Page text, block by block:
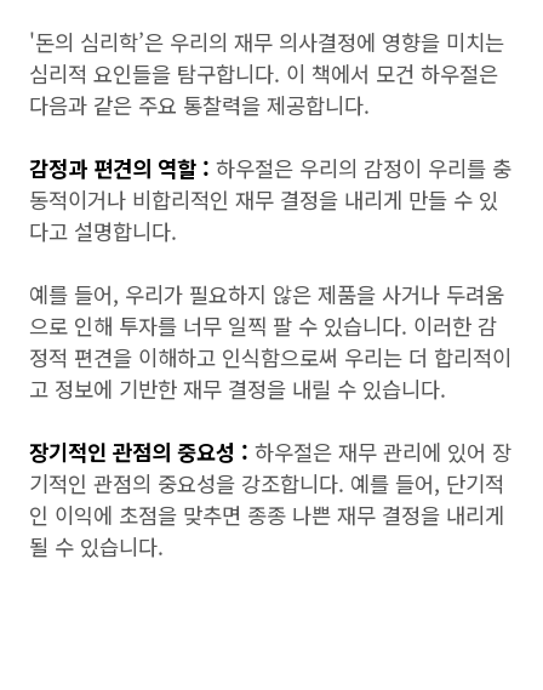
'돈의 심리학’은 우리의 재무 의사결정에 영향을 미치는
심리적 요인들을 탐구합니다. 이 책에서 모건 하우절은
다음과 같은 주요 통찰력을 제공합니다.
감정과 편견의 역할 : 하우절은 우리의 감정이 우리를 충
동적이거나 비합리적인 재무 결정을 내리게 만들 수 있
다고 설명합니다.
예를 들어, 우리가 필요하지 않은 제품을 사거나 두려움
으로 인해 투자를 너무 일찍 팔 수 있습니다. 이러한 감
정적 편견을 이해하고 인식함으로써 우리는 더 합리적이
고 정보에 기반한 재무 결정을 내릴 수 있습니다.
장기적인 관점의 중요성 : 하우절은 재무 관리에 있어 장
기적인 관점의 중요성을 강조합니다. 예를 들어, 단기적
인 이익에 초점을 맞추면 종종 나쁜 재무 결정을 내리게
될 수 있습니다.